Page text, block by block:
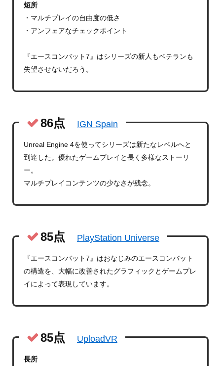
短所
・マルチプレイの自由度の低さ
・アンフェアなチェックポイント
『エースコンバット7』はシリーズの新人もベテランも
失望させないだろう。
86点 IGN Spain
Unreal Engine 4を使ってシリーズは新たなレベルへと
到達した。優れたゲームプレイと長く多様なストーリ
ー。
マルチプレイコンテンツの少なさが残念。
85点 PlayStation Universe
『エースコンバット7』はおなじみのエースコンバット
の構造を、大幅に改善されたグラフィックとゲームプレ
イによって表現しています。
85点 UploadVR
長所